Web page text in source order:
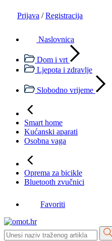
Prijava / Registracija
Naslovnica
Dom i vrt
Ljepota i zdravlje
Slobodno vrijeme
Smart home
Kućanski aparati
Osobna vaga
Oprema za bicikle
Bluetooth zvučnici
Favoriti